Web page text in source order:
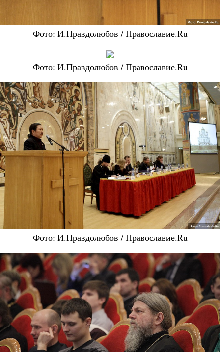
Фото: И.Правдолюбов / Православие.Ru
Фото: И.Правдолюбов / Православие.Ru
Фото: И.Правдолюбов / Православие.Ru